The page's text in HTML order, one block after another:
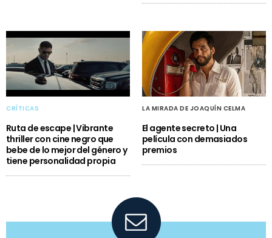
CRÍTICAS
Ruta de escape | Vibrante
thriller con cine negro que
bebe de lo mejor del género y
tiene personalidad propia
LA MIRADA DE JOAQUÍN CELMA
El agente secreto | Una
película con demasiados
premios